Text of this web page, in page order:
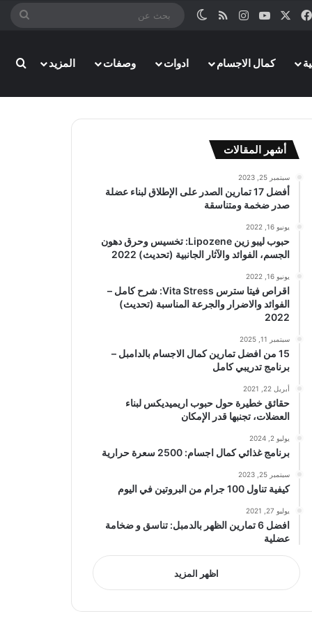
فيسبوك ‫YouTubeانستقرامملخص الموقع RSS
الوضع المظلم
كمال الاجسام ادوات وصفات المزيد
أشهر المقالات
سبتمبر 25, 2023
أفضل 17 تمارين الصدر على الإطلاق لبناء عضلة
صدر ضخمة ومتناسقة
يونيو 16, 2022
حبوب ليبو زين Lipozene: تخسيس وحرق دهون
الجسم، الفوائد والآثار الجانبية (تحديث) 2022
يونيو 16, 2022
اقراص فيتا سترس Vita Stress: شرح كامل –
الفوائد والاضرار والجرعة المناسبة (تحديث)
2022
سبتمبر 11, 2025
15 من افضل تمارين كمال الاجسام بالدامبل –
برنامج تدريبي كامل
أبريل 22, 2021
حقائق خطيرة حول حبوب اريميديكس لبناء
العضلات، تجنبها قدر الإمكان
يوليو 2, 2024
برنامج غذائي كمال اجسام: 2500 سعرة حرارية
سبتمبر 25, 2023
كيفية تناول 100 جرام من البروتين في اليوم
يوليو 27, 2021
افضل 6 تمارين الظهر بالدمبل: تناسق و ضخامة
عضلية
اظهر المزيد